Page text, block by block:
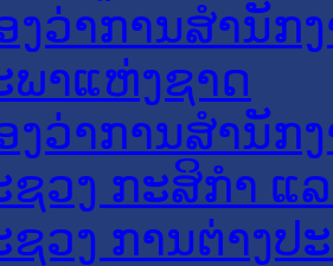
ງວ່າການສໍານັກ
ພາແຫ່ງຊາດ
ງວ່າການສຳນັກ
ຊວງ ກະສິກຳ ແ
ຊວງ ການຕ່າງປ